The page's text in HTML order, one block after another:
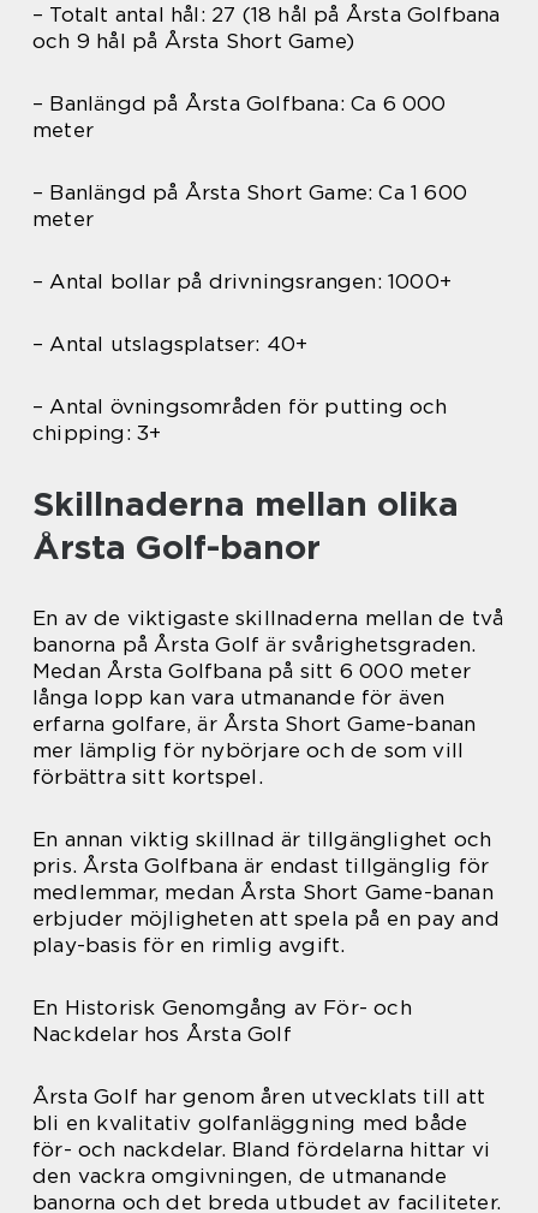
– Totalt antal hål: 27 (18 hål på Årsta Golfbana
och 9 hål på Årsta Short Game)
– Banlängd på Årsta Golfbana: Ca 6 000
meter
– Banlängd på Årsta Short Game: Ca 1 600
meter
– Antal bollar på drivningsrangen: 1000+
– Antal utslagsplatser: 40+
– Antal övningsområden för putting och
chipping: 3+
Skillnaderna mellan olika
Årsta Golf-banor
En av de viktigaste skillnaderna mellan de två
banorna på Årsta Golf är svårighetsgraden.
Medan Årsta Golfbana på sitt 6 000 meter
långa lopp kan vara utmanande för även
erfarna golfare, är Årsta Short Game-banan
mer lämplig för nybörjare och de som vill
förbättra sitt kortspel.
En annan viktig skillnad är tillgänglighet och
pris. Årsta Golfbana är endast tillgänglig för
medlemmar, medan Årsta Short Game-banan
erbjuder möjligheten att spela på en pay and
play-basis för en rimlig avgift.
En Historisk Genomgång av För- och
Nackdelar hos Årsta Golf
Årsta Golf har genom åren utvecklats till att
bli en kvalitativ golfanläggning med både
för- och nackdelar. Bland fördelarna hittar vi
den vackra omgivningen, de utmanande
banorna och det breda utbudet av faciliteter.